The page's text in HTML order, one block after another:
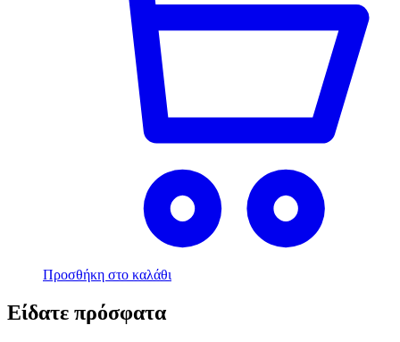
Προσθήκη στο καλάθι
Είδατε πρόσφατα